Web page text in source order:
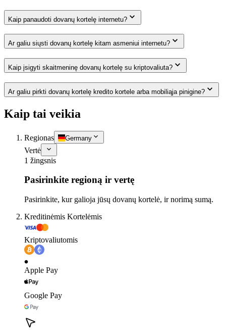
Kaip panaudoti dovanų kortelę internetu?
Ar galiu siųsti dovanų kortelę kitam asmeniui internetu?
Kaip įsigyti skaitmeninę dovanų kortelę su kriptovaliuta?
Ar galiu pirkti dovanų kortelę kredito kortele arba mobiliąja pinigine?
Kaip tai veikia
Regionas Germany
Vertė
1 žingsnis
Pasirinkite regioną ir vertę
Pasirinkite, kur galioja jūsų dovanų kortelė, ir norimą sumą.
Kreditinėmis Kortelėmis
Kriptovaliutomis
Apple Pay
Google Pay